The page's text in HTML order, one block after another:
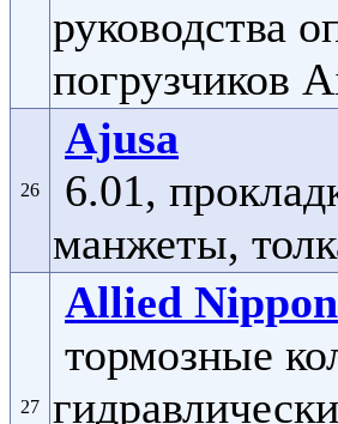
руководства
погрузчиков
26
Ajusa
6.01,
манжеты,
27
Allied Nippon
тормозные